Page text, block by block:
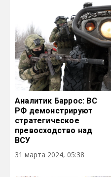
Аналитик Баррос: ВС
РФ демонстрируют
стратегическое
превосходство над
ВСУ
31 марта 2024, 05:38